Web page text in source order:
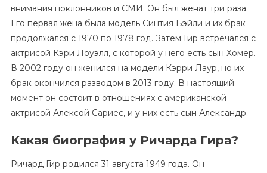
внимания поклонников и СМИ. Он был женат три раза.
Его первая жена была модель Синтия Бэйли и их брак
продолжался с 1970 по 1978 год. Затем Гир встречался с
актрисой Кэри Лоуэлл, с которой у него есть сын Хомер.
В 2002 году он женился на модели Кэрри Лаур, но их
брак окончился разводом в 2013 году. В настоящий
момент он состоит в отношениях с американской
актрисой Алексой Сариес, и у них есть сын Александр.
Какая биография у Ричарда Гира?
Ричард Гир родился 31 августа 1949 года. Он